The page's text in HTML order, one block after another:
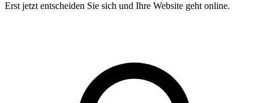
Erst jetzt entscheiden Sie sich und Ihre Website geht online.